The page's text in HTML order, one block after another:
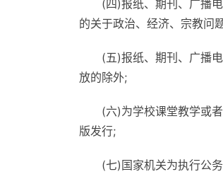
(四)报纸、期刊、广播
的关于政治、经济、宗教问
(五)报纸、期刊、广播
放的除外;
(六)为学校课堂教学或
版发行;
(七)国家机关为执行公